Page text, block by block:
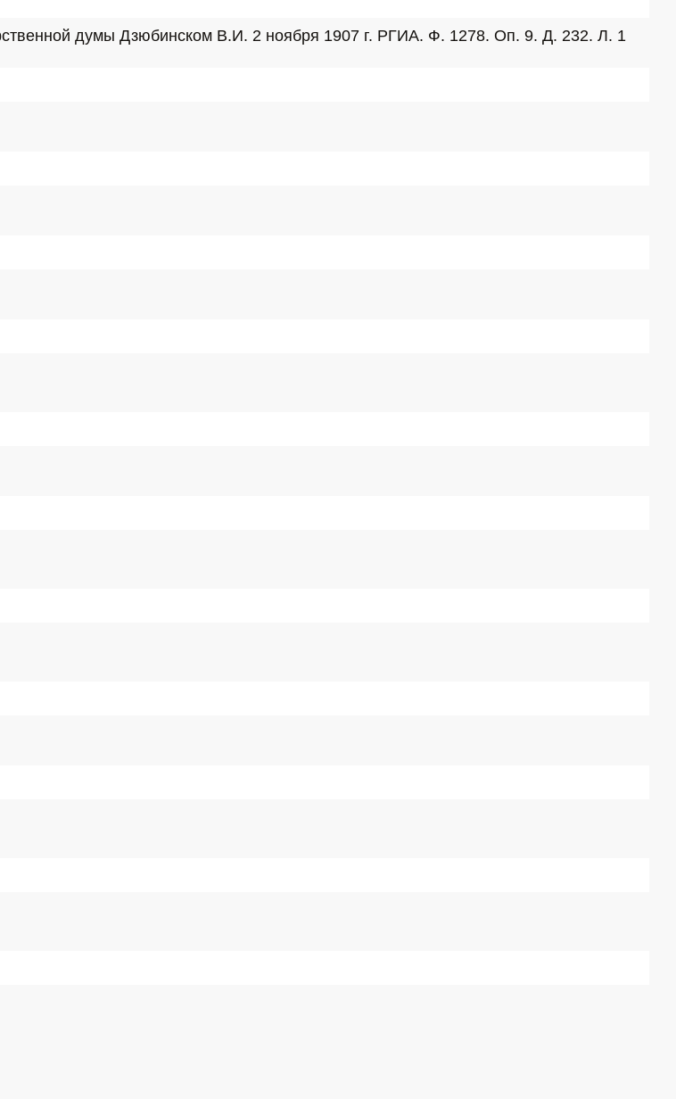
думы Дзюбинском В.И. 2 ноября 1907 г. РГИА. Ф. 1278. Оп. 9. Д. 232. Л. 1